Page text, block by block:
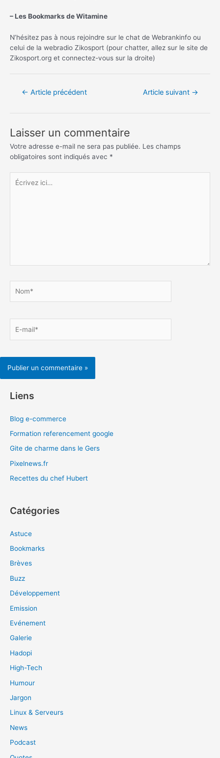
– Les Bookmarks de Witamine
N’hésitez pas à nous rejoindre sur le chat de Webrankinfo ou
celui de la webradio Zikosport (pour chatter, allez sur le site de
Zikosport.org et connectez-vous sur la droite)
Navigation
← Article précédent Article suivant →
Laisser un commentaire
Votre adresse e-mail ne sera pas publiée. Les champs
obligatoires sont indiqués avec *
Écrivez
ici…
mail*
Liens
Blog e-commerce
Formation referencement google
Gite de charme dans le Gers
Pixelnews.fr
Recettes du chef Hubert
Catégories
Astuce
Bookmarks
Brèves
Buzz
Développement
Emission
Evénement
Galerie
Hadopi
High-Tech
Humour
Jargon
Linux & Serveurs
News
Podcast